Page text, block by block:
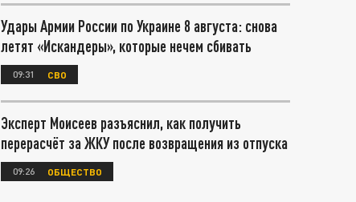
Удары Армии России по Украине 8 августа: снова
летят «Искандеры», которые нечем сбивать
09:31 СВО
Эксперт Моисеев разъяснил, как получить
перерасчёт за ЖКУ после возвращения из отпуска
09:26 ОБЩЕСТВО